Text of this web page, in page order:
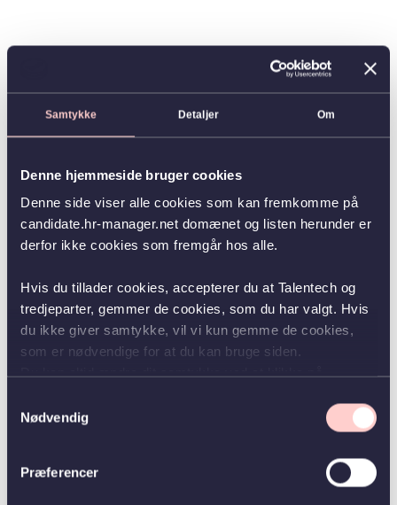
Samtykke Detaljer Om
Denne hjemmeside bruger cookies
Denne side viser alle cookies som kan fremkomme på
candidate.hr-manager.net domænet og listen herunder er
derfor ikke cookies som fremgår hos alle.
Hvis du tillader cookies, accepterer du at Talentech og
tredjeparter, gemmer de cookies, som du har valgt. Hvis
du ikke giver samtykke, vil vi kun gemme de cookies,
som er nødvendige for at du kan bruge siden.
Nødvendig
Præferencer